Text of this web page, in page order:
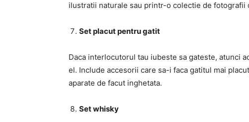
ilustratii naturale sau printr-o colectie de fotografii
Set placut pentru gatit
Daca interlocutorul tau iubeste sa gateste, atunci
el. Include accesorii care sa-i faca gatitul mai
aparate de facut inghetata.
Set whisky